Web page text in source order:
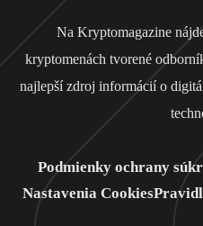
Na Kryptomagazine
kryptomenách tvorené
najlepší zdroj informácií o
Podmienky ochrany
Nastavenia Cookies